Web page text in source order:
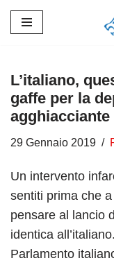
contenuto
L’italiano,
gaffe per la
29 Gennaio 2019
Un intervento
sentiti prima che
pensare al lancio
identica
Parlamento